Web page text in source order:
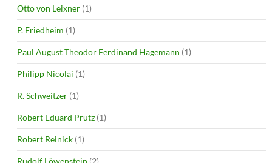
Otto von Leixner (1)
P. Friedheim (1)
Paul August Theodor Ferdinand Hagemann (1)
Philipp Nicolai (1)
R. Schweitzer (1)
Robert Eduard Prutz (1)
Robert Reinick (1)
Rudolf Löwenstein (2)